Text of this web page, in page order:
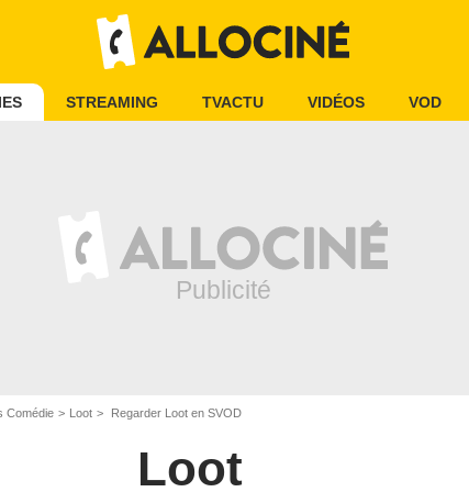
STREAMING TVACTU VIDÉOS VOD
Comédie Loot Regarder Loot en SVOD
Loot